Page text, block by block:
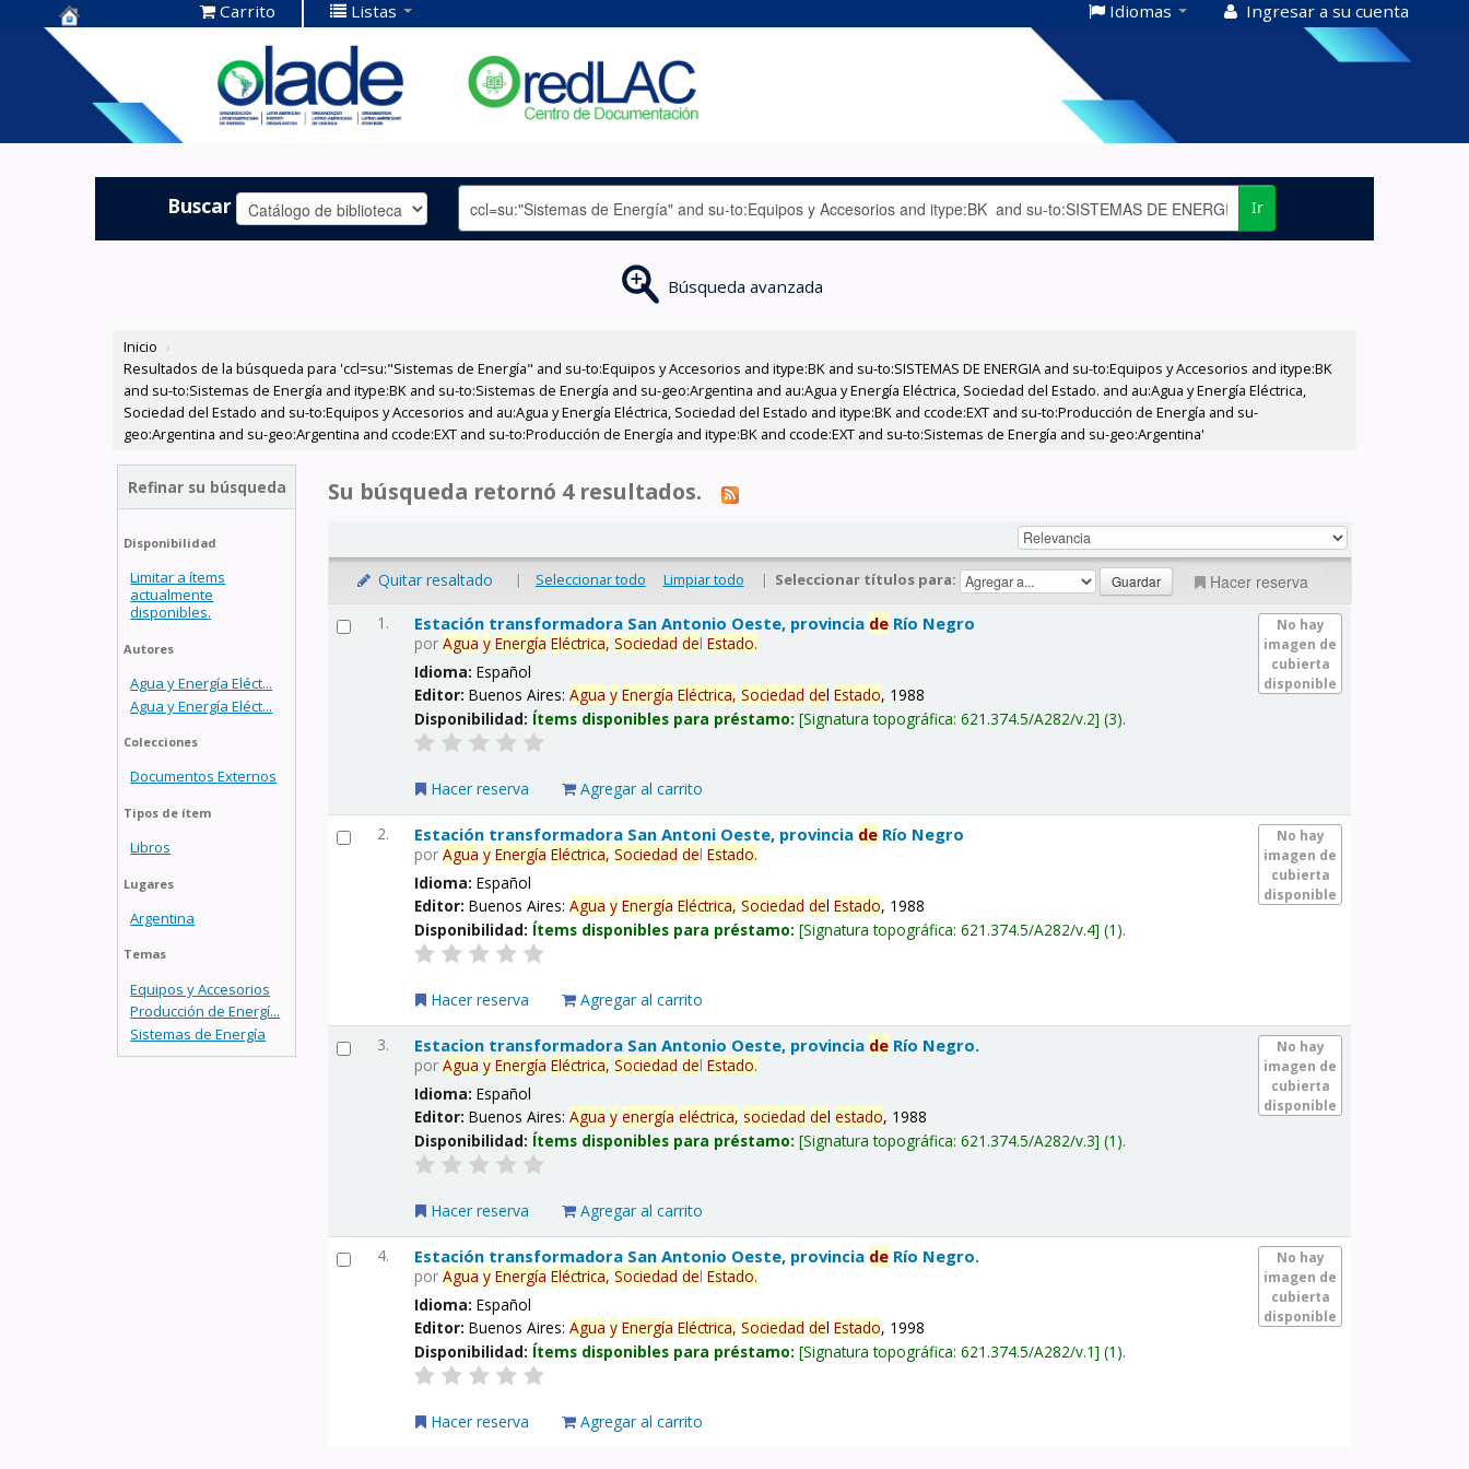
Centro de
Documentación
OLADE -
Carrito Listas Idiomas Ingresar a su cuenta
Buscar Ir
Búsqueda avanzada
Inicio ›
Resultados de la búsqueda para 'ccl=su:"Sistemas de Energía" and su-to:Equipos y Accesorios and itype:BK and su-to:SISTEMAS DE ENERGIA and su-to:Equipos y Accesorios and itype:BK
and su-to:Sistemas de Energía and itype:BK and su-to:Sistemas de Energía and su-geo:Argentina and au:Agua y Energía Eléctrica, Sociedad del Estado. and au:Agua y Energía Eléctrica,
Sociedad del Estado and su-to:Equipos y Accesorios and au:Agua y Energía Eléctrica, Sociedad del Estado and itype:BK and ccode:EXT and su-to:Producción de Energía and su-
geo:Argentina and su-geo:Argentina and ccode:EXT and su-to:Producción de Energía and itype:BK and ccode:EXT and su-to:Sistemas de Energía and su-geo:Argentina'
Refinar su búsqueda
Disponibilidad
Limitar a ítems
actualmente
disponibles.
Autores
Agua y Energía Eléct...
Agua y Energía Eléct...
Colecciones
Documentos Externos
Tipos de ítem
Libros
Lugares
Argentina
Temas
Equipos y Accesorios
Producción de Energí...
Sistemas de Energía
Su búsqueda retornó 4 resultados.
Quitar resaltado | Seleccionar todo Limpiar todo | Seleccionar títulos para: Hacer reserva
1.
No hay
imagen de
cubierta
disponible
Estación transformadora San Antonio Oeste, provincia de Río Negro
porAgua y Energía Eléctrica, Sociedad delEstado.
Idioma:Español
Editor:Buenos Aires:Agua y Energía Eléctrica, Sociedad delEstado, 1988
Disponibilidad: Ítems disponibles para préstamo: Signatura topográfica:621.374.5/A282/v.2 (3).
Hacer reserva Agregar al carrito
2.
No hay
imagen de
cubierta
disponible
Estación transformadora San Antoni Oeste, provincia de Río Negro
porAgua y Energía Eléctrica, Sociedad delEstado.
Idioma:Español
Editor:Buenos Aires:Agua y Energía Eléctrica, Sociedad delEstado, 1988
Disponibilidad: Ítems disponibles para préstamo: Signatura topográfica:621.374.5/A282/v.4 (1).
Hacer reserva Agregar al carrito
3.
No hay
imagen de
cubierta
disponible
Estacion transformadora San Antonio Oeste, provincia de Río Negro.
porAgua y Energía Eléctrica, Sociedad delEstado.
Idioma:Español
Editor:Buenos Aires:Agua y energía eléctrica, sociedad delestado, 1988
Disponibilidad: Ítems disponibles para préstamo: Signatura topográfica:621.374.5/A282/v.3 (1).
Hacer reserva Agregar al carrito
4.
No hay
imagen de
cubierta
disponible
Estación transformadora San Antonio Oeste, provincia de Río Negro.
porAgua y Energía Eléctrica, Sociedad delEstado.
Idioma:Español
Editor:Buenos Aires:Agua y Energía Eléctrica, Sociedad delEstado, 1998
Disponibilidad: Ítems disponibles para préstamo: Signatura topográfica:621.374.5/A282/v.1 (1).
Hacer reserva Agregar al carrito